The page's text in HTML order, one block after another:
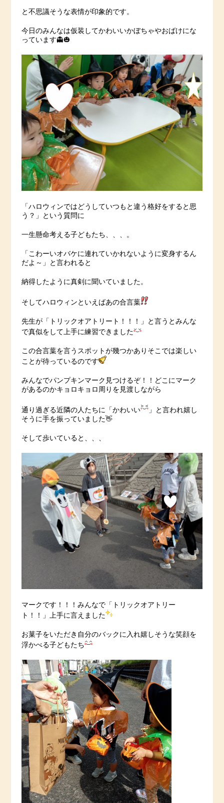
と不思議そうな表情が印象的です。
今日のみんなは仮装してかわいいかぼちゃやおばけにな
っています👻🎃
「ハロウィンではどうしていつもと違う格好をすると思
う？」という質問に
一生懸命考える子どもたち、、、。
「こわーいオバケに連れていかれないように変身するん
だよ～」と言われると
納得したように真剣に聞いていました。
そしてハロウィンといえばあの合言葉
先生が「トリックオアトリート！！！」と言うとみんな
で真似をして上手に練習できました
この合言葉を言うスポットが幾つかありそこでは楽しい
ことが待っているのです
みんなでパンプキンマーク見つけるぞ！！どこにマーク
があるのかキョロキョロ周りを見渡しながら
通り過ぎる近隣の人たちに「かわいい
」と言われ嬉し
そうに手を振っていました👋
そして歩いていると、、、
マークです！！！みんなで「トリックオアトリー
ト！！」上手に言えました
お菓子をいただき自分のバックに入れ嬉しそうな笑顔を
浮かべる子どもたち